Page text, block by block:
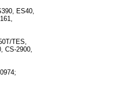
ES40,
TES,
CS-2900,